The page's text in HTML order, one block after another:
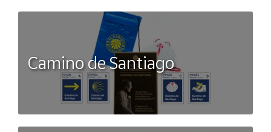
Camino de Santiago